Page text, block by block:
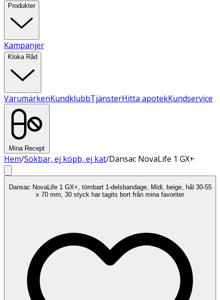
Produkter
Kampanjer
Kloka Råd
VarumärkenKundklubbTjänsterHitta apotekKundservice
Mina Recept
Hem/Sökbar, ej köpb, ej kat/Dansac NovaLife 1 GX+
Dansac NovaLife 1 GX+, tömbart 1-delsbandage, Midi, beige, hål 30-55
x 70 mm, 30 styck har tagits bort från mina favoriter